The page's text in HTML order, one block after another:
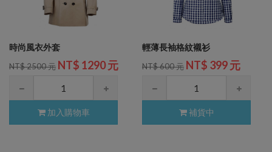
時尚風衣外套
NT$ 2500 元 NT$ 1290 元
加入購物車
輕薄長袖格紋襯衫
NT$ 600 元 NT$ 399 元
補貨中